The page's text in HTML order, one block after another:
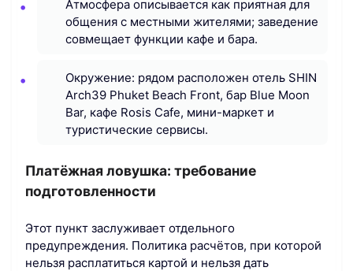
Атмосфера описывается как приятная для
общения с местными жителями; заведение
совмещает функции кафе и бара.
Окружение: рядом расположен отель SHIN
Arch39 Phuket Beach Front, бар Blue Moon
Bar, кафе Rosis Cafe, мини-маркет и
туристические сервисы.
Платёжная ловушка: требование
подготовленности
Этот пункт заслуживает отдельного
предупреждения. Политика расчётов, при которой
нельзя расплатиться картой и нельзя дать